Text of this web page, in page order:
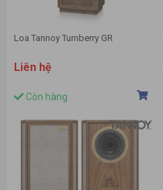
Loa Tannoy Turnberry GR
Liên hệ
Còn hàng